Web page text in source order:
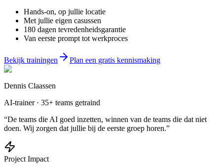
Hands-on, op jullie locatie
Met jullie eigen casussen
180 dagen tevredenheidsgarantie
Van eerste prompt tot werkproces
Bekijk trainingen Plan een gratis kennismaking
Dennis Claassen
AI-trainer · 35+ teams getraind
“De teams die AI goed inzetten, winnen van de teams die dat niet
doen. Wij zorgen dat jullie bij de eerste groep horen.”
Project Impact